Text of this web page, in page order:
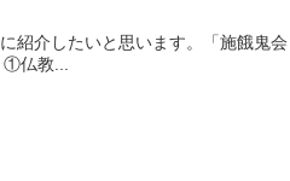
介したいと思います。「施餓鬼会
仏教...